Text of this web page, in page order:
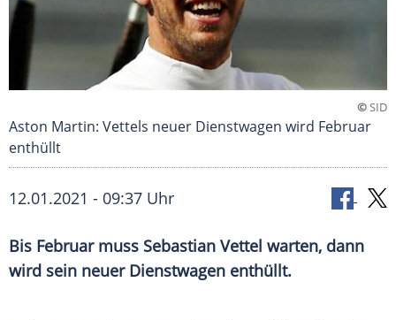
©SID
Aston Martin: Vettels neuer Dienstwagen wird Februar
enthüllt
12.01.2021 - 09:37 Uhr
Bis Februar muss Sebastian Vettel warten, dann
wird sein neuer Dienstwagen enthüllt.